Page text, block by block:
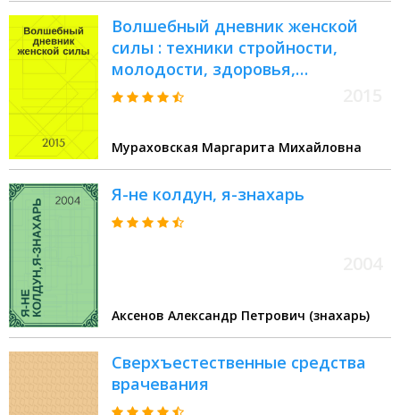
Волшебный дневник женской
силы : техники стройности,
молодости, здоровья,
обольщения и женской власти
Мураховская Маргарита Михайловна
Я-не колдун, я-знахарь
Аксенов Александр Петрович (знахарь)
Сверхъестественные средства
врачевания